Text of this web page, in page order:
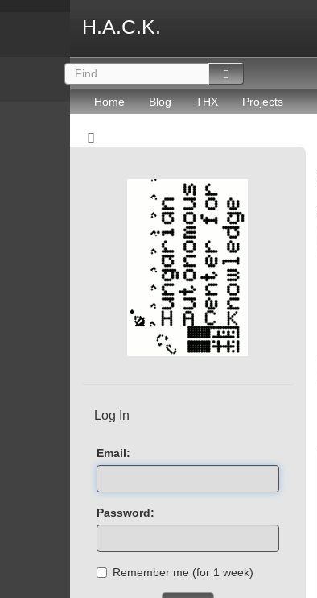
H.A.C.K.
Home Blog THX Projects
Log In
Email:
Password:
Remember me (for 1 week)